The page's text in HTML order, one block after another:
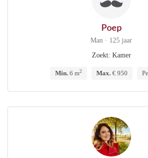
Poep
Man · 125 jaar
Zoekt: Kamer
Min. 6 m2 Max. € 950